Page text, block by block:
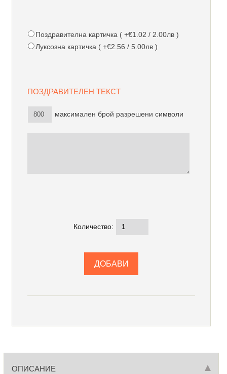
Поздравителна картичка ( +€1.02 / 2.00лв )
Луксозна картичка ( +€2.56 / 5.00лв )
ПОЗДРАВИТЕЛЕН ТЕКСТ
максимален брой разрешени символи
Количество:
ОПИСАНИЕ